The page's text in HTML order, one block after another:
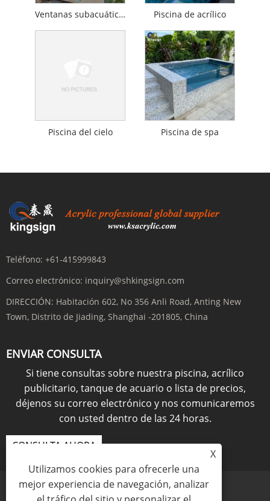
Ventanas subacuáticas Piscina de acrílico
Piscina del cielo Piscina de spa
Teléfono: +61-415999843
Correo electrónico: inquiry@shkingsign.com
DIRECCIÓN: Habitación 602, No 356 Anli Road, Anting New
Town, Distrito de Jiading, Shanghai -201805, China
ENVIAR CONSULTA
Si tiene consultas sobre nuestra piscina, acrílico
publicitario, tanque de acuario o lista de precios,
déjenos su correo electrónico y nos comunicaremos
con usted dentro de las 24 horas.
CONSULTA AHORA
X
Utilizamos cookies para ofrecerle una
mejor experiencia de navegación, analizar